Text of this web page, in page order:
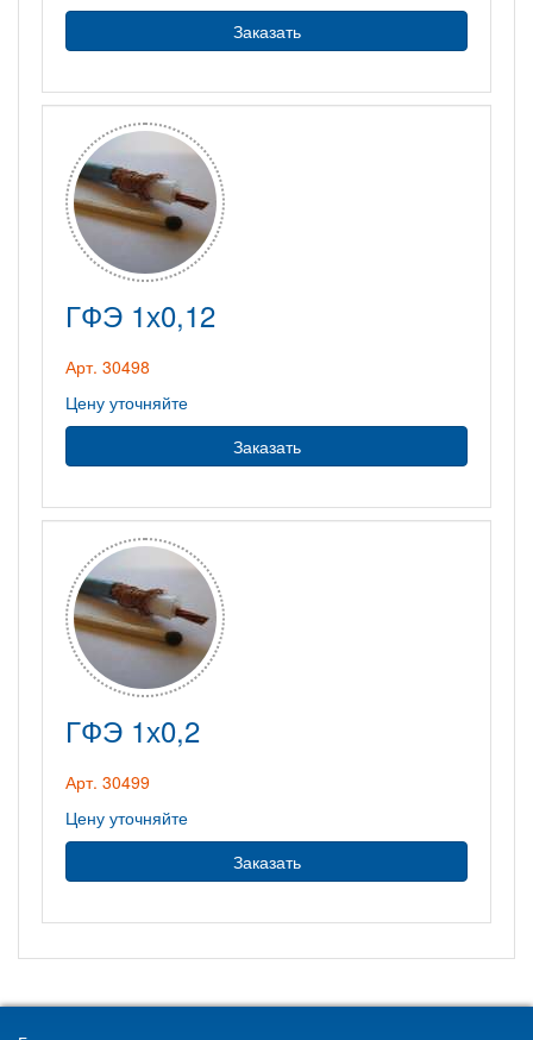
Заказать
ГФЭ 1х0,12
Арт. 30498
Цену уточняйте
Заказать
ГФЭ 1х0,2
Арт. 30499
Цену уточняйте
Заказать